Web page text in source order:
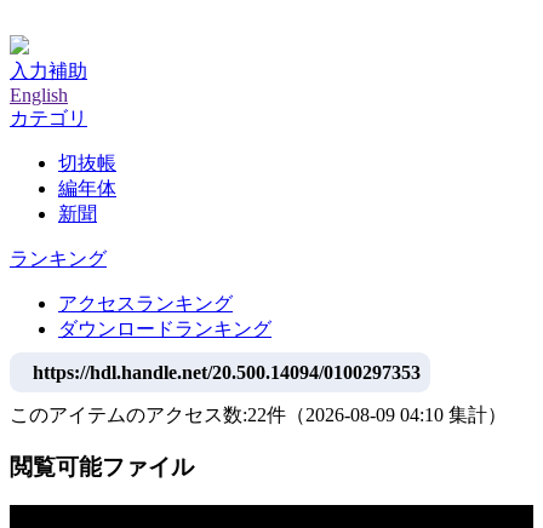
入力補助
English
カテゴリ
切抜帳
編年体
新聞
ランキング
アクセスランキング
ダウンロードランキング
https://hdl.handle.net/20.500.14094/0100297353
このアイテムのアクセス数:22件 （2026-08-09 04:10 集計）
閲覧可能ファイル